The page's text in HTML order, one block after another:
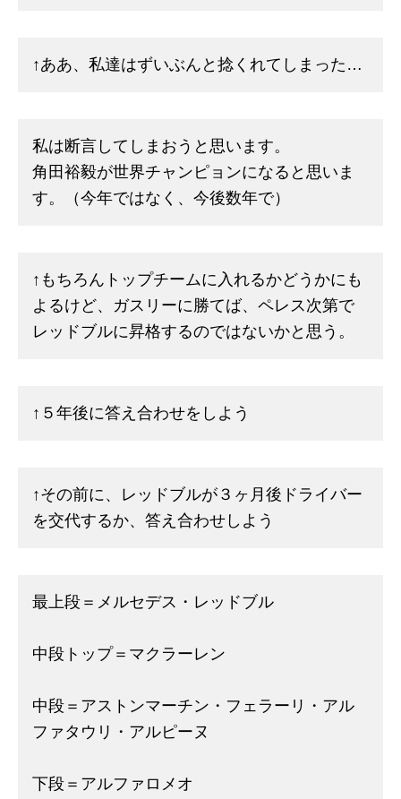
↑ああ、私達はずいぶんと捻くれてしまった…
私は断言してしまおうと思います。
角田裕毅が世界チャンピョンになると思いま
す。（今年ではなく、今後数年で）
↑もちろんトップチームに入れるかどうかにも
よるけど、ガスリーに勝てば、ペレス次第で
レッドブルに昇格するのではないかと思う。
↑５年後に答え合わせをしよう
↑その前に、レッドブルが３ヶ月後ドライバー
を交代するか、答え合わせしよう
最上段＝メルセデス・レッドブル
中段トップ＝マクラーレン
中段＝アストンマーチン・フェラーリ・アル
ファタウリ・アルピーヌ
下段＝アルファロメオ